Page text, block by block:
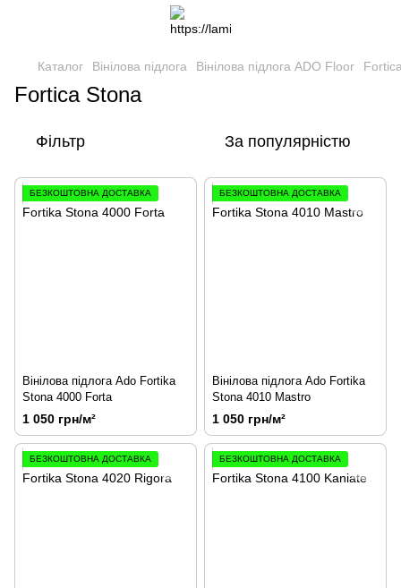
Каталог Вінілова підлога Вінілова підлога ADO Floor
Fortica Stona
Фільтр За популярністю
БЕЗКОШТОВНА ДОСТАВКА
Вінілова підлога Ado Fortika
Stona 4000 Forta
1 050 грн/м²
БЕЗКОШТОВНА ДОСТАВКА
Вінілова підлога Ado Fortika
Stona 4010 Mastro
1 050 грн/м²
БЕЗКОШТОВНА ДОСТАВКА БЕЗКОШТОВНА ДОСТАВКА